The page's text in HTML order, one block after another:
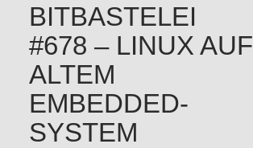
BITBASTELEI
#678 – LINUX AUF
ALTEM
EMBEDDED-
SYSTEM